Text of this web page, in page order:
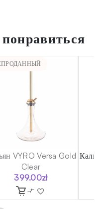
VYRO Versa Gold
Clear
399.00zł